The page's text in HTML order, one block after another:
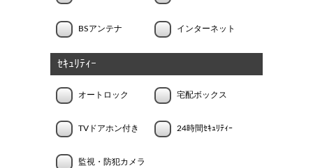
BSアンテナ インターネット
ｾｷｭﾘﾃｨｰ
オートロック 宅配ボックス
TVドアホン付き 24時間ｾｷｭﾘﾃｨｰ
監視・防犯カメラ